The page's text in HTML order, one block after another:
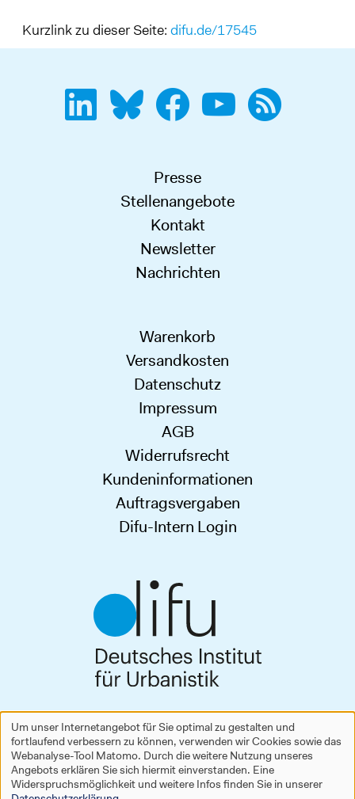
Kurzlink zu dieser Seite: difu.de/17545
Presse
Stellenangebote
Kontakt
Newsletter
Nachrichten
Warenkorb
Versandkosten
Datenschutz
Impressum
AGB
Widerrufsrecht
Kundeninformationen
Auftragsvergaben
Difu-Intern Login
Deutsches Institut für Urbanistik gGmbH
Zimmerstraße 13–15
10969 Berlin
Tel. +49 30 39001-0
difu@difu.de
Verwendung
personenbezogener
Um unser Internetangebot für Sie optimal zu gestalten und
fortlaufend verbessern zu können, verwenden wir Cookies sowie das
Webanalyse-Tool Matomo. Durch die weitere Nutzung unseres
Angebots erklären Sie sich hiermit einverstanden. Eine
Widerspruchsmöglichkeit und weitere Infos finden Sie in unserer